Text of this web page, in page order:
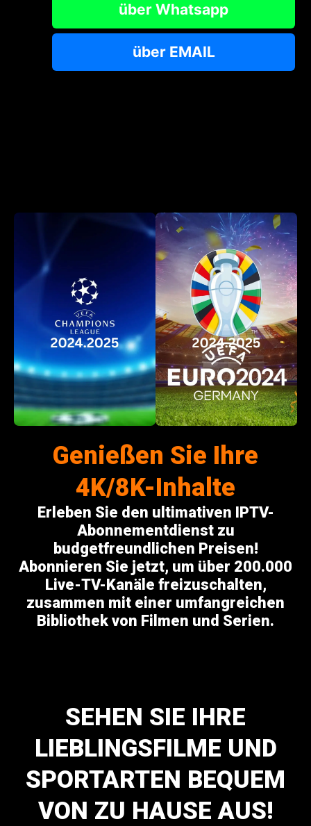
über Whatsapp
über EMAIL
Genießen Sie Ihre
4K/8K-Inhalte
Erleben Sie den ultimativen IPTV-
Abonnementdienst zu
budgetfreundlichen Preisen!
Abonnieren Sie jetzt, um über 200.000
Live-TV-Kanäle freizuschalten,
zusammen mit einer umfangreichen
Bibliothek von Filmen und Serien.
SEHEN SIE IHRE
LIEBLINGSFILME UND
SPORTARTEN BEQUEM
VON ZU HAUSE AUS!